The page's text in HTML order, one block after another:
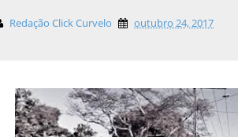
Redação Click Curvelo outubro 24, 2017